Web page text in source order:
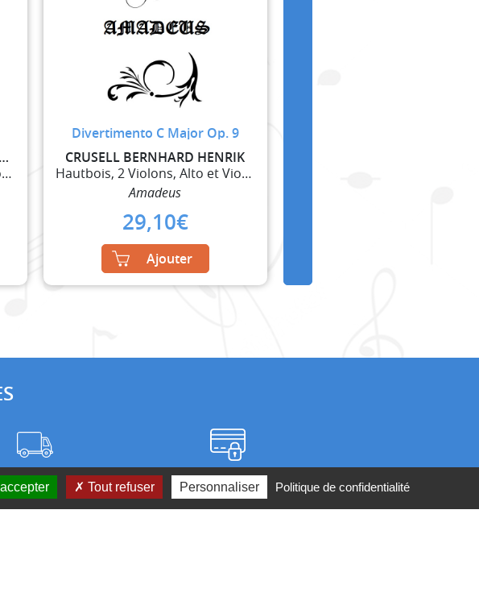
MOZART WOLFGANG AMADEUS
Hautbois, 2 Violons, Alto et Violoncelle
Divertimento C Major Op. 9
CRUSELL BERNHARD HENRIK
Hautbois, 2 Violons, Alto et Violoncelle
Amadeus
29,10€
Ajouter
port à prix coûtant Paiement sécurisé
Tout refuser Personnaliser Politique de confidentialité